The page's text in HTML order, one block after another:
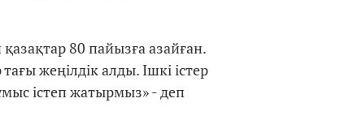
80 пайызға азайған.
жеңілдік алды. Ішкі істер
істеп жатырмыз» - деп